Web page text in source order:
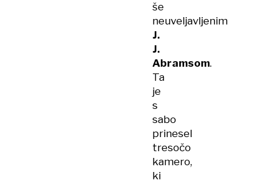
še
neuveljavljenim
J.
J.
Abramsom.
Ta
je
s
sabo
prinesel
tresočo
kamero,
ki